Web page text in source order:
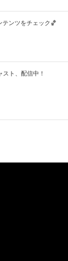
テンツをチェック🏀
ト、配信中！